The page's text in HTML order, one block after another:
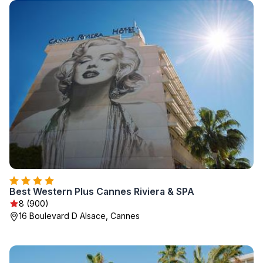
Best Western Plus Cannes Riviera & SPA
8 (900)
16 Boulevard D Alsace, Cannes